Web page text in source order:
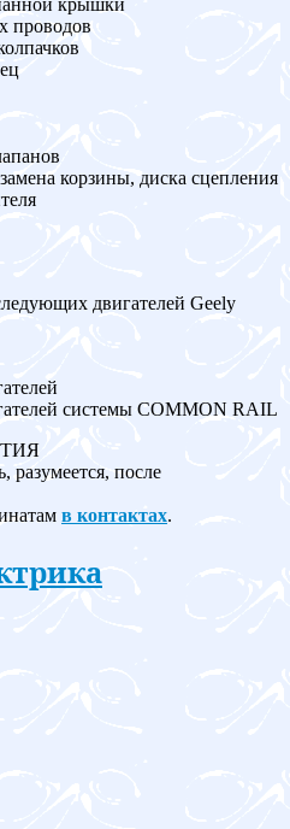
крышки
проводов
корзины, диска сцепления
двигателей Geely
системы COMMON RAIL
разумеется, после
в контактах.